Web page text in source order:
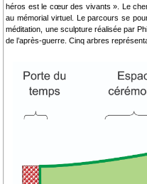
héros est le cœur des vivants ». Le
au mémorial virtuel. Le parcours se
méditation, une sculpture réalisée par
de l’après-guerre. Cinq arbres